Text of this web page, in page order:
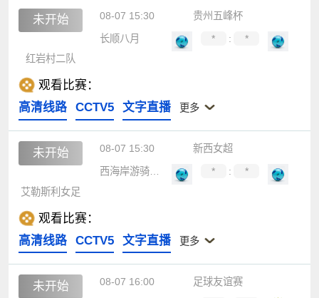
未开始 08-07 15:30
贵州五峰杯
长顺八月
* :
*
红岩村二队
观看比赛：
高清线路
CCTV5 文字直播 更多
未开始 08-07 15:30
新西女超
西海岸游骑兵女足
* :
*
艾勒斯利女足
观看比赛：
高清线路
CCTV5 文字直播 更多
未开始 08-07 16:00
足球友谊赛